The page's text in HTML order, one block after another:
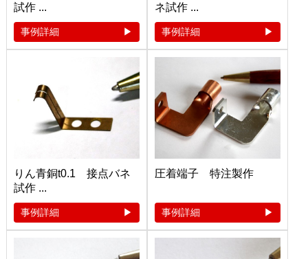
試作 ...
事例詳細
ネ試作 ...
事例詳細
りん青銅t0.1 接点バネ
試作 ...
事例詳細
圧着端子 特注製作
事例詳細